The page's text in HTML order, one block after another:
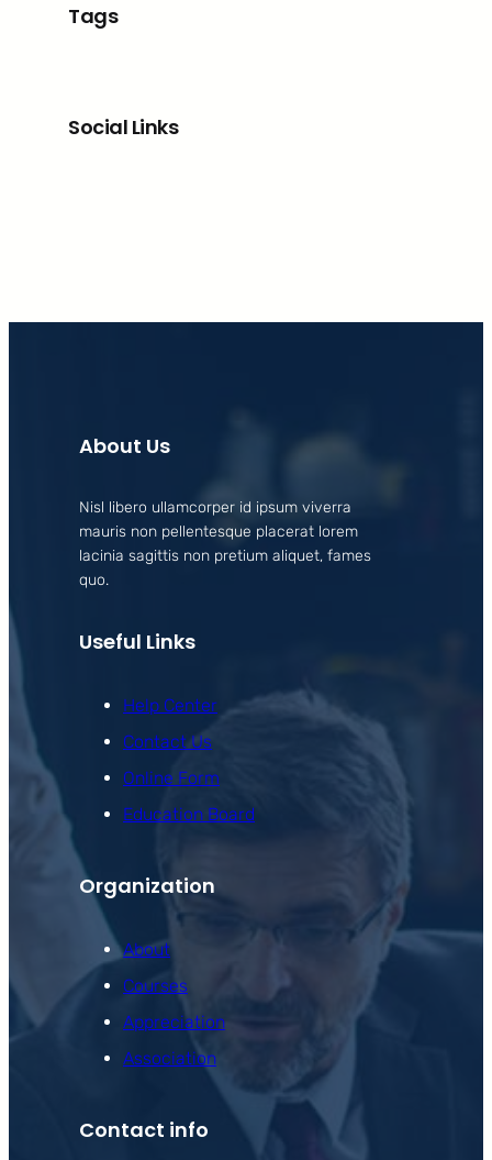
Tags
Social Links
About Us
Nisl libero ullamcorper id ipsum viverra
mauris non pellentesque placerat lorem
lacinia sagittis non pretium aliquet, fames
quo.
Useful Links
Help Center
Contact Us
Online Form
Education Board
Organization
About
Courses
Appreciation
Association
Contact info